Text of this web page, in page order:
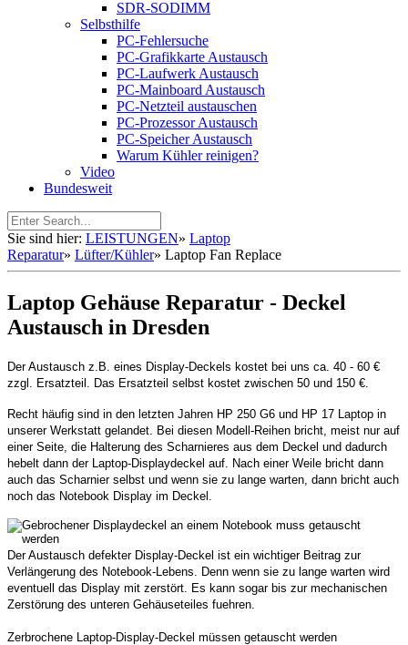
SDR-SODIMM
Selbsthilfe
PC-Fehlersuche
PC-Grafikkarte Austausch
PC-Laufwerk Austausch
PC-Mainboard Austausch
PC-Netzteil austauschen
PC-Prozessor Austausch
PC-Speicher Austausch
Warum Kühler reinigen?
Video
Bundesweit
Sie sind hier: LEISTUNGEN» Laptop
Reparatur» Lüfter/Kühler» Laptop Fan Replace
Laptop Gehäuse Reparatur - Deckel
Austausch in Dresden
Der Austausch z.B. eines Display-Deckels kostet bei uns ca. 40 - 60 €
zzgl. Ersatzteil. Das Ersatzteil selbst kostet zwischen 50 und 150 €.
Recht häufig sind in den letzten Jahren HP 250 G6 und HP 17 Laptop in
unserer Werkstatt gelandet. Bei diesen Modell-Reihen bricht, meist nur auf
einer Seite, die Halterung des Scharnieres aus dem Deckel und dadurch
hebelt dann der Laptop-Displaydeckel auf. Nach einer Weile bricht dann
auch das Scharnier selbst und wenn sie zu lange warten, dann bricht auch
noch das Notebook Display im Deckel.
Der Austausch defekter Display-Deckel ist ein wichtiger Beitrag zur
Verlängerung des Notebook-Lebens. Denn wenn sie zu lange warten wird
eventuell das Display mit zerstört. Es kann sogar bis zur mechanischen
Zerstörung des unteren Gehäuseteiles fuehren.
Zerbrochene Laptop-Display-Deckel müssen getauscht werden